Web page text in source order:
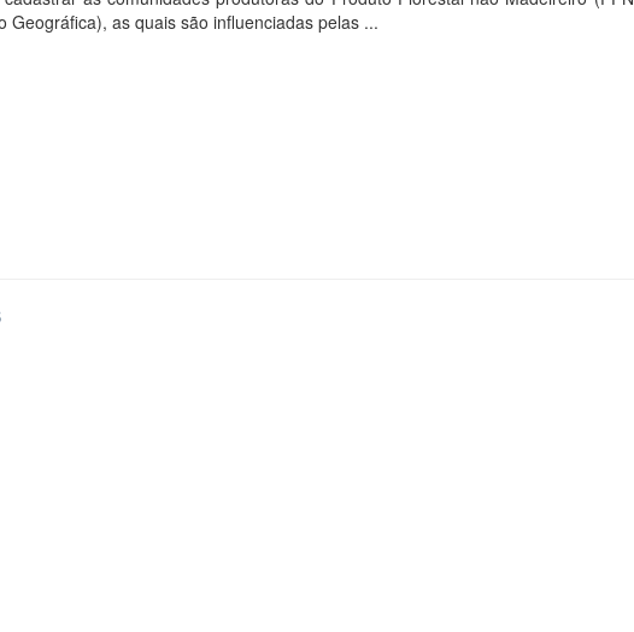
as quais são influenciadas pelas ...